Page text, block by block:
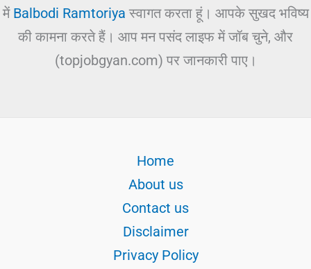
में Balbodi Ramtoriya स्वागत करता हूं। आपके सुखद भविष्य
की कामना करते हैं। आप मन पसंद लाइफ में जॉब चुने, और
(topjobgyan.com) पर जानकारी पाए।
Home
About us
Contact us
Disclaimer
Privacy Policy